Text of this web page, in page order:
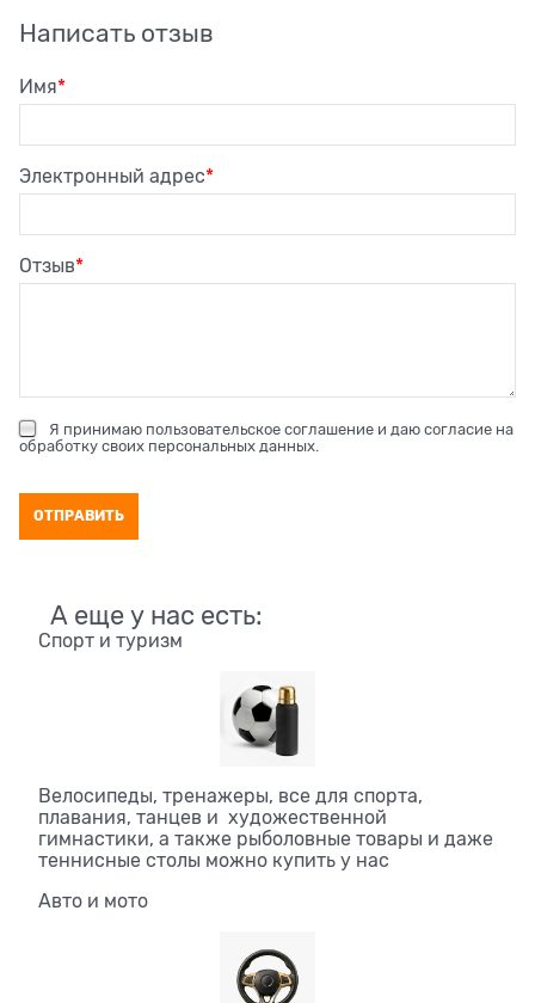
Написать отзыв
Имя
Электронный адрес
Отзыв
Я принимаю пользовательское соглашение и даю согласие на
обработку своих персональных данных.
А еще у нас есть:
Спорт и туризм
Велосипеды, тренажеры, все для спорта,
плавания, танцев и художественной
гимнастики, а также рыболовные товары и даже
теннисные столы можно купить у нас
Авто и мото